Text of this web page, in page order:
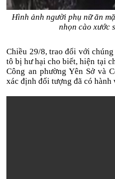
Hình ảnh người phụ nữ ăn
nhọn cào xước
Chiều 29/8, trao đổi với
tô bị hư hại cho biết, hiện tại
Công an phường Yên Sở và
xác định đối tượng đã có hành